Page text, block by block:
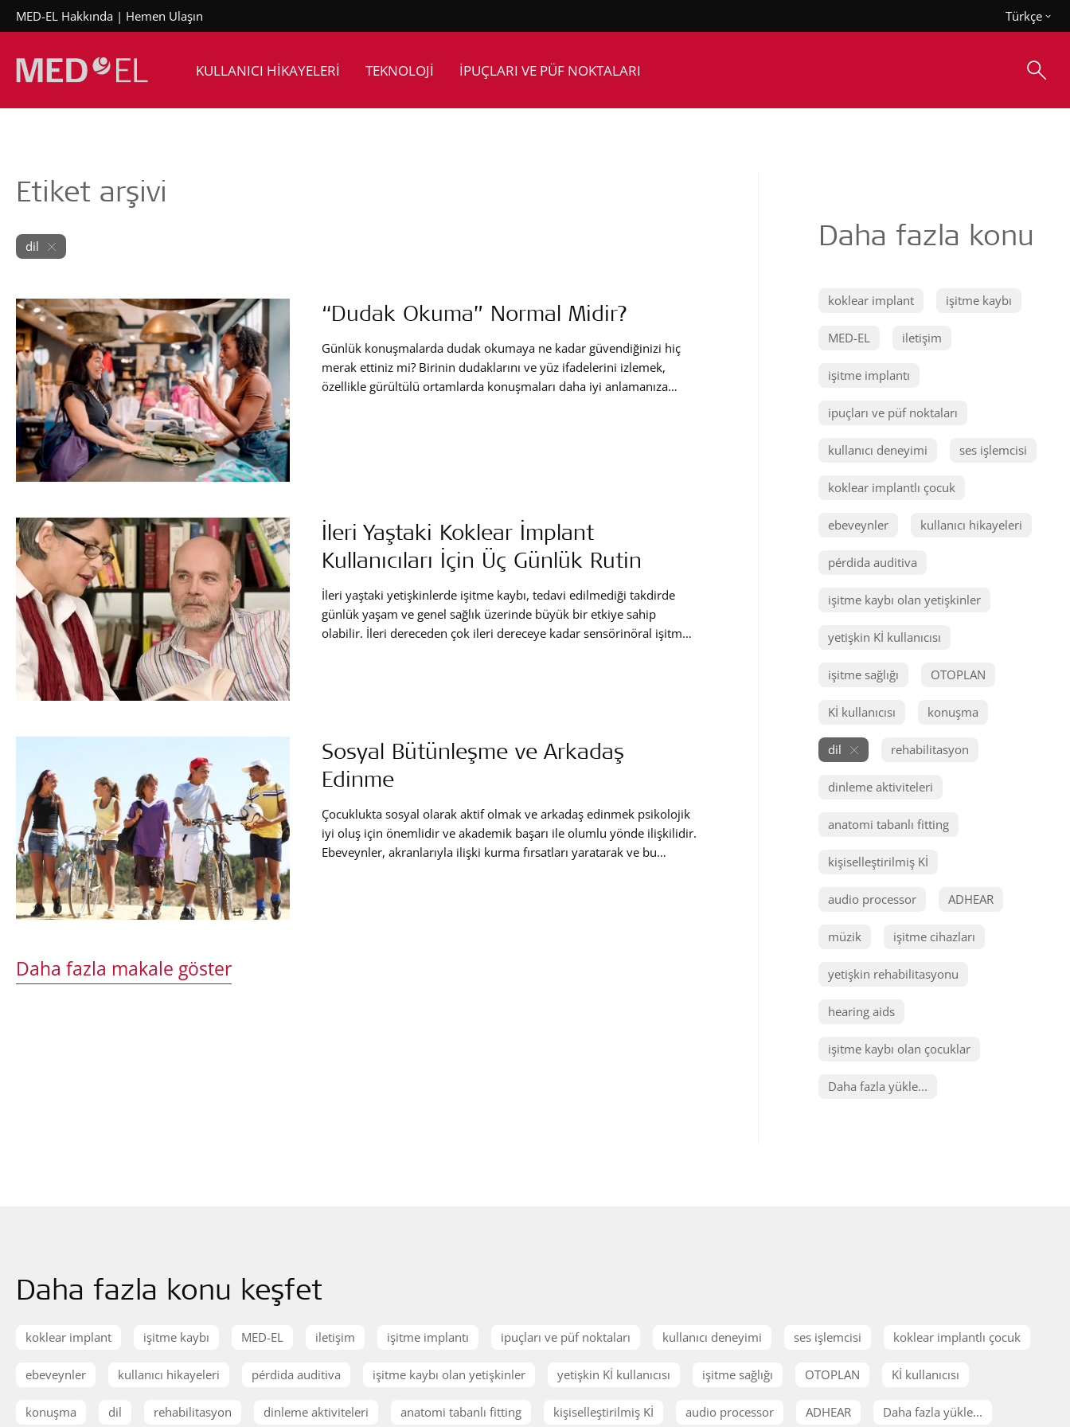
MED-EL Hakkında Hemen Ulaşın Türkçe
KULLANICI HİKAYELERİ TEKNOLOJİ İPUÇLARI VE PÜF NOKTALARI
Etiket arşivi
dil
“Dudak Okuma” Normal Midir?
Günlük konuşmalarda dudak okumaya ne kadar güvendiğinizi hiç
merak ettiniz mi? Birinin dudaklarını ve yüz ifadelerini izlemek,
özellikle gürültülü ortamlarda konuşmaları daha iyi anlamanıza
İleri Yaştaki Koklear İmplant
Kullanıcıları İçin Üç Günlük Rutin
İleri yaştaki yetişkinlerde işitme kaybı, tedavi edilmediği takdirde
günlük yaşam ve genel sağlık üzerinde büyük bir etkiye sahip
olabilir. İleri dereceden çok ileri dereceye kadar sensörinöral işitme
Sosyal Bütünleşme ve Arkadaş
Edinme
Çocuklukta sosyal olarak aktif olmak ve arkadaş edinmek psikolojik
iyi oluş için önemlidir ve akademik başarı ile olumlu yönde ilişkilidir.
Ebeveynler, akranlarıyla ilişki kurma fırsatları yaratarak ve bu
Daha fazla makale göster
Daha fazla konu
koklear implant işitme kaybı
MED-EL iletişim
işitme implantı
ipuçları ve püf noktaları
kullanıcı deneyimi ses işlemcisi
koklear implantlı çocuk
ebeveynler kullanıcı hikayeleri
pérdida auditiva
işitme kaybı olan yetişkinler
yetişkin Kİ kullanıcısı
işitme sağlığı OTOPLAN
Kİ kullanıcısı konuşma
dil rehabilitasyon
dinleme aktiviteleri
anatomi tabanlı fitting
kişiselleştirilmiş Kİ
audio processor ADHEAR
müzik işitme cihazları
yetişkin rehabilitasyonu
hearing aids
işitme kaybı olan çocuklar
Daha fazla yükle...
Daha fazla konu keşfet
koklear implant işitme kaybı MED-EL iletişim işitme implantı ipuçları ve püf noktaları kullanıcı deneyimi ses işlemcisi koklear implantlı çocuk
ebeveynler kullanıcı hikayeleri pérdida auditiva işitme kaybı olan yetişkinler yetişkin Kİ kullanıcısı işitme sağlığı OTOPLAN Kİ kullanıcısı
konuşma dil rehabilitasyon dinleme aktiviteleri anatomi tabanlı fitting kişiselleştirilmiş Kİ audio processor ADHEAR Daha fazla yükle...